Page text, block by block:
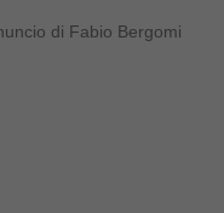
di Fabio Bergomi